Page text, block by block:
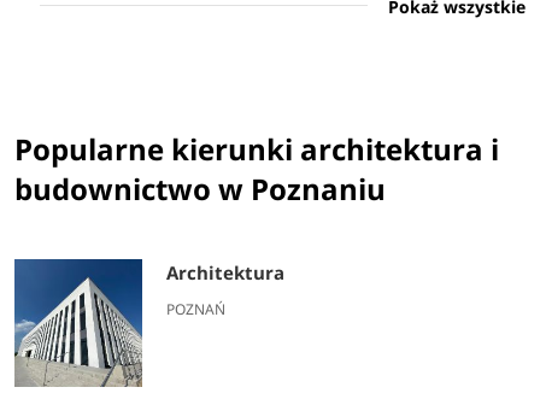
Pokaż wszystkie
Popularne kierunki architektura i
budownictwo w Poznaniu
Architektura
POZNAŃ